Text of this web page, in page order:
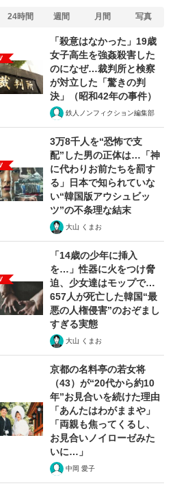
本聰氏（91...
21/27
24時間 週間 月間 写真
「殺意はなかった」19歳
女子高生を強姦殺害した
のになぜ…裁判所と検察
が対立した「驚きの判
決」（昭和42年の事件）
鉄人ノンフィクション編集部
3万8千人を“恐怖で支
配”した男の正体は…「神
に代わりお前たちを罰す
る」日本で知られていな
い“韓国版アウシュビッ
ツ”の不条理な結末
大山 くまお
「14歳の少年に挿入
を…」性器に火をつけ脅
迫、少女達はモップで…
657人が死亡した韓国“最
悪の人権侵害”のおぞまし
すぎる実態
大山 くまお
京都の名料亭の若女将
（43）が“20代から約10
年”お見合いを続けた理由
「あんたはわがままや」
「両親も焦ってくるし、
お見合いノイローゼみた
いに…」
中岡 愛子